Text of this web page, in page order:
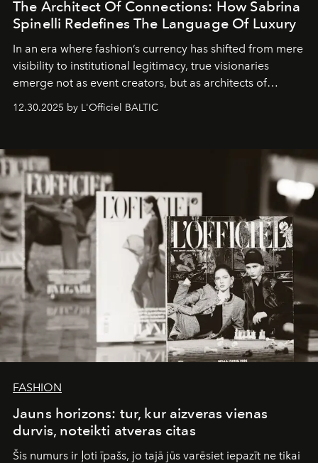
The Architect Of Connections: How Sabrina
Spinelli Redefines The Language Of Luxury
In an era where fashion’s currency has shifted from mere
visibility to institutional legitimacy, true visionaries
emerge not as event creators, but as architects of
brand strategist with three decades of mastery in luxury,
framework where creativity, commerce, and culture
converge with surgical precision.
12.30.2025 by L'Officiel BALTIC
FASHION
Jauns horizons: tur, kur aizveras vienas
durvis, noteikti atveras citas
Šis numurs ir ļoti īpašs, jo tajā jūs varēsiet iepazīt ne tikai